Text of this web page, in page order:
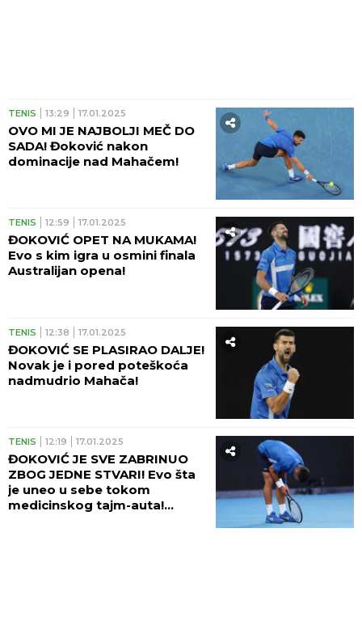
TENIS 13:29 17.01.2025
OVO MI JE NAJBOLJI MEČ DO
SADA! Đoković nakon
dominacije nad Mahačem!
TENIS 12:59 17.01.2025
ĐOKOVIĆ OPET NA MUKAMA!
Evo s kim igra u osmini finala
Australijan opena!
TENIS 12:38 17.01.2025
ĐOKOVIĆ SE PLASIRAO DALJE!
Novak je i pored poteškoća
nadmudrio Mahača!
TENIS 12:19 17.01.2025
ĐOKOVIĆ JE SVE ZABRINUO
ZBOG JEDNE STVARI! Evo šta
je uneo u sebe tokom
medicinskog tajm-auta!